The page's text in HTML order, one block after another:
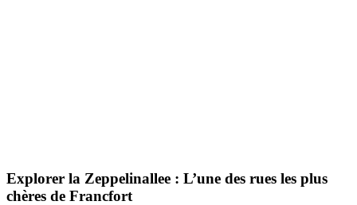
Explorer la Zeppelinallee : L’une des rues les plus
chères de Francfort